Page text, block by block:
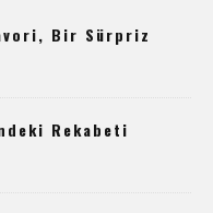
Bir Sürpriz
Rekabeti